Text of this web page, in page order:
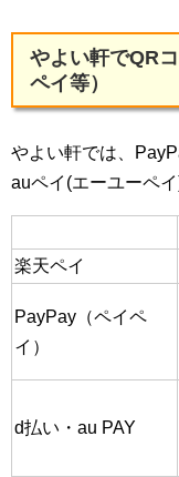
やよい軒でQR
ペイ等）
やよい軒では、
auペイ(エーユーペ
楽天ペイ
PayPay（ペイペ
イ）
d払い・au PAY